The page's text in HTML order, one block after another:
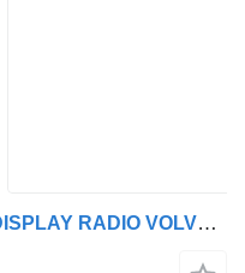
Autoradio Volvo PANNELLO DISPLAY RADIO VOLVO FH4 22041180 per trattore stradale